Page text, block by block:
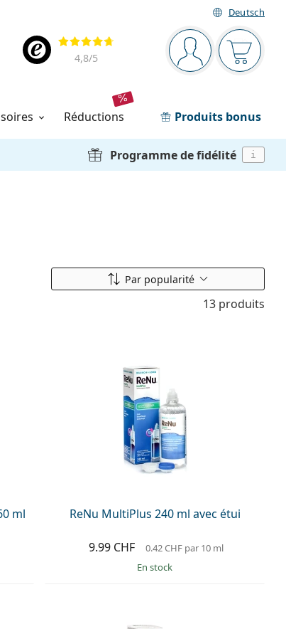
Deutsch
Barre de navigation
Vous êtesVotre
Évaluation
4,8/5
réductions Produits bonus
Programme de fidélité i
Classer par
Par popularité
13 produits
ml ReNu MultiPlus 240 ml avec étui
9.99 CHF 0.42 CHFpar 10 ml
en stock